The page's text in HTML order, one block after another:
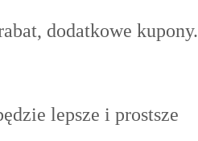
dodatkowe kupony.
lepsze i prostsze